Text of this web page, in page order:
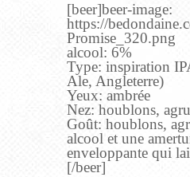
[beer]beer-image:
https://
Promise_320.png
alcool: 6%
Type: inspiration
Ale, Angleterre)
Yeux: ambrée
Nez: houblons,
Goût: houblons,
alcool et une
enveloppante qui
[/beer]